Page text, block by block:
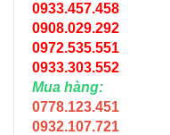
0933.457.458
0908.029.292
0972.535.551
0933.303.552
Mua hàng:
0778.123.451
0932.107.721